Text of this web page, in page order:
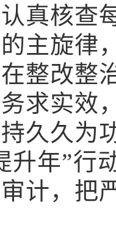
真核查
主旋律
整改整
求实效
久久为
升年”行
计，把